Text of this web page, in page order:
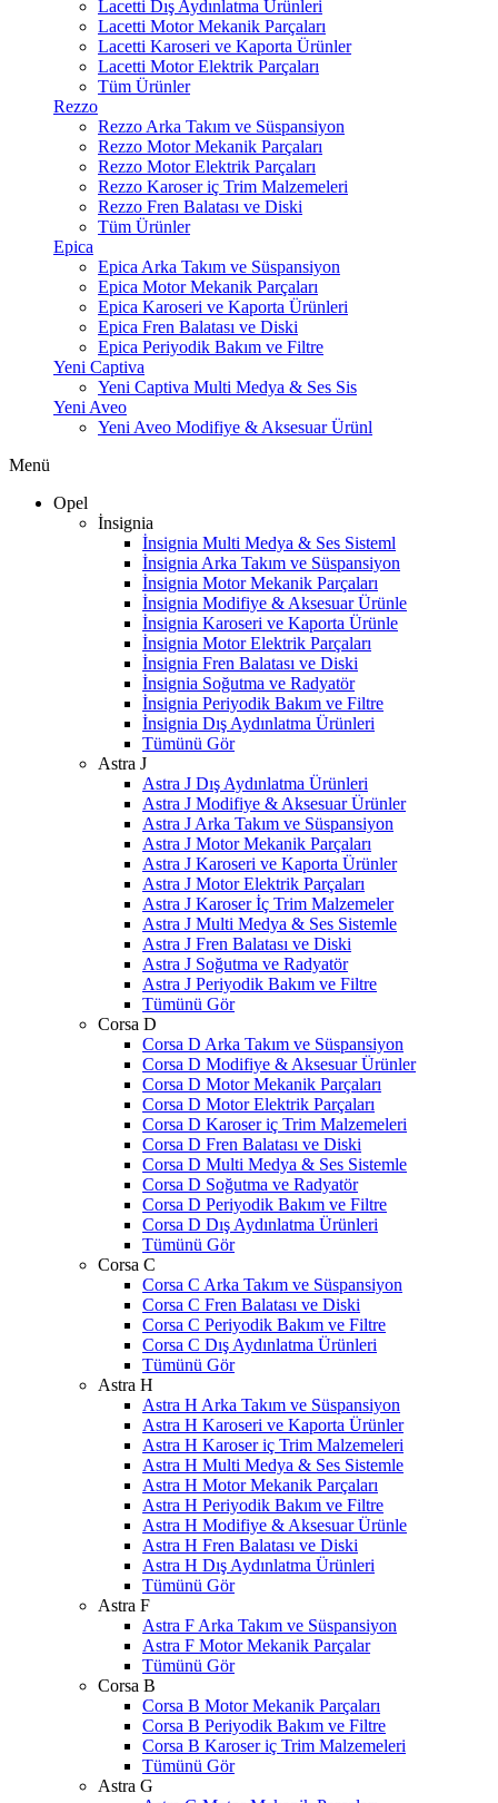
Lacetti Dış Aydınlatma Ürünleri
Lacetti Motor Mekanik Parçaları
Lacetti Karoseri ve Kaporta Ürünler
Lacetti Motor Elektrik Parçaları
Tüm Ürünler
Rezzo
Rezzo Arka Takım ve Süspansiyon
Rezzo Motor Mekanik Parçaları
Rezzo Motor Elektrik Parçaları
Rezzo Karoser iç Trim Malzemeleri
Rezzo Fren Balatası ve Diski
Tüm Ürünler
Epica
Epica Arka Takım ve Süspansiyon
Epica Motor Mekanik Parçaları
Epica Karoseri ve Kaporta Ürünleri
Epica Fren Balatası ve Diski
Epica Periyodik Bakım ve Filtre
Yeni Captiva
Yeni Captiva Multi Medya & Ses Sis
Yeni Aveo
Yeni Aveo Modifiye & Aksesuar Ürünl
Menü
Opel
İnsignia
İnsignia Multi Medya & Ses Sisteml
İnsignia Arka Takım ve Süspansiyon
İnsignia Motor Mekanik Parçaları
İnsignia Modifiye & Aksesuar Ürünle
İnsignia Karoseri ve Kaporta Ürünle
İnsignia Motor Elektrik Parçaları
İnsignia Fren Balatası ve Diski
İnsignia Soğutma ve Radyatör
İnsignia Periyodik Bakım ve Filtre
İnsignia Dış Aydınlatma Ürünleri
Tümünü Gör
Astra J
Astra J Dış Aydınlatma Ürünleri
Astra J Modifiye & Aksesuar Ürünler
Astra J Arka Takım ve Süspansiyon
Astra J Motor Mekanik Parçaları
Astra J Karoseri ve Kaporta Ürünler
Astra J Motor Elektrik Parçaları
Astra J Karoser İç Trim Malzemeler
Astra J Multi Medya & Ses Sistemle
Astra J Fren Balatası ve Diski
Astra J Soğutma ve Radyatör
Astra J Periyodik Bakım ve Filtre
Tümünü Gör
Corsa D
Corsa D Arka Takım ve Süspansiyon
Corsa D Modifiye & Aksesuar Ürünler
Corsa D Motor Mekanik Parçaları
Corsa D Motor Elektrik Parçaları
Corsa D Karoser iç Trim Malzemeleri
Corsa D Fren Balatası ve Diski
Corsa D Multi Medya & Ses Sistemle
Corsa D Soğutma ve Radyatör
Corsa D Periyodik Bakım ve Filtre
Corsa D Dış Aydınlatma Ürünleri
Tümünü Gör
Corsa C
Corsa C Arka Takım ve Süspansiyon
Corsa C Fren Balatası ve Diski
Corsa C Periyodik Bakım ve Filtre
Corsa C Dış Aydınlatma Ürünleri
Tümünü Gör
Astra H
Astra H Arka Takım ve Süspansiyon
Astra H Karoseri ve Kaporta Ürünler
Astra H Karoser iç Trim Malzemeleri
Astra H Multi Medya & Ses Sistemle
Astra H Motor Mekanik Parçaları
Astra H Periyodik Bakım ve Filtre
Astra H Modifiye & Aksesuar Ürünle
Astra H Fren Balatası ve Diski
Astra H Dış Aydınlatma Ürünleri
Tümünü Gör
Astra F
Astra F Arka Takım ve Süspansiyon
Astra F Motor Mekanik Parçalar
Tümünü Gör
Corsa B
Corsa B Motor Mekanik Parçaları
Corsa B Periyodik Bakım ve Filtre
Corsa B Karoser iç Trim Malzemeleri
Tümünü Gör
Astra G